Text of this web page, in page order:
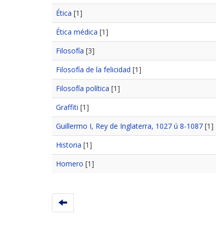
Ética [1]
Ética médica [1]
Filosofía [3]
Filosofía de la felicidad [1]
Filosofía política [1]
Graffiti [1]
Guillermo I, Rey de Inglaterra, 1027 ú 8-1087 [1]
Historia [1]
Homero [1]